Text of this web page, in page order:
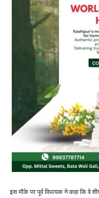
इस मौके पर पूर्व विधायक ने कहा कि वे